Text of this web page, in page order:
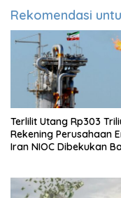
Rekomendasi
Terlilit Utang Rp303
Rekening Perusahaan
Iran NIOC Dibekukan